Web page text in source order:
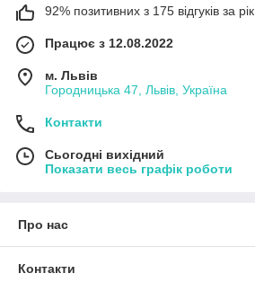
92% позитивних з 175 відгуків за рік
Працює з 12.08.2022
м. Львів
Городницька 47, Львів, Україна
Контакти
Сьогодні вихідний
Показати весь графік роботи
Про нас
Контакти